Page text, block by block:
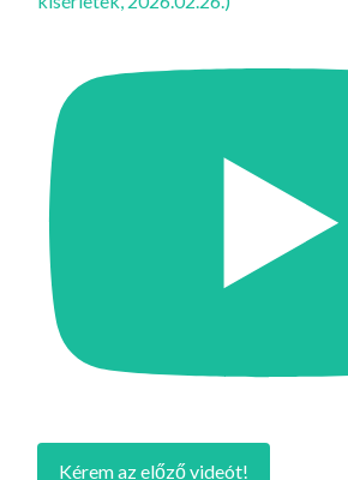
Kérem az előző videót!